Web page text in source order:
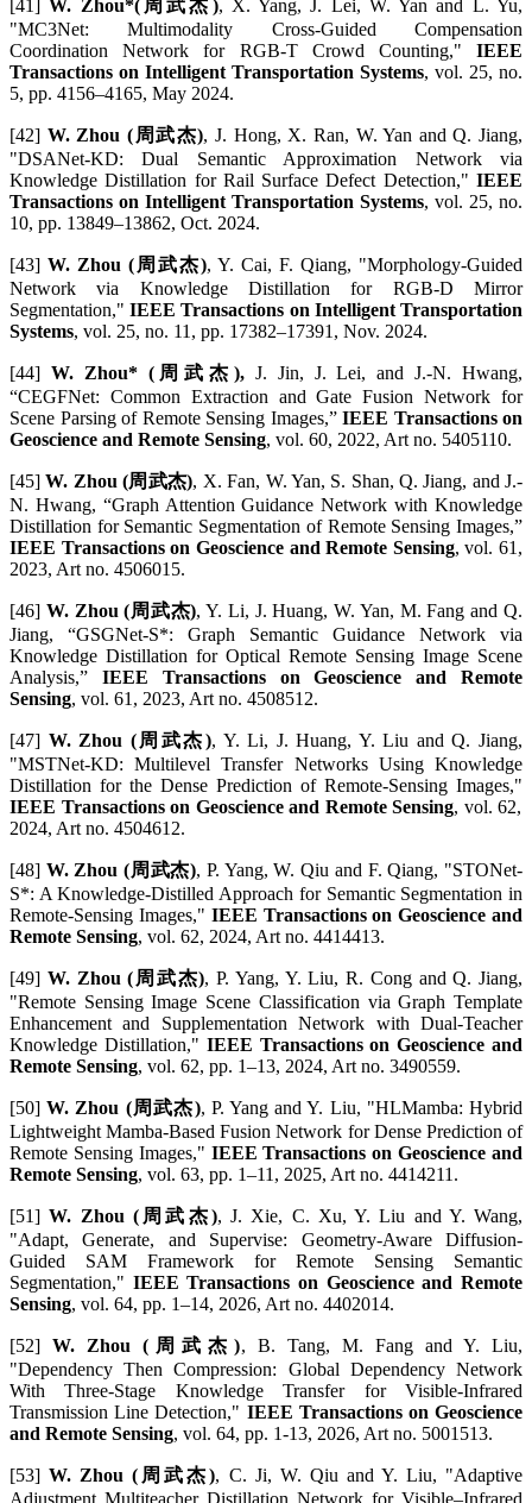
[41] W. Zhou*(周武杰), X. Yang, J. Lei, W. Yan and L. Yu,
"MC3Net: Multimodality Cross-Guided Compensation
Coordination Network for RGB-T Crowd Counting," IEEE
Transactions on Intelligent Transportation Systems, vol. 25, no.
5, pp. 4156–4165, May 2024.
[42] W. Zhou (周武杰), J. Hong, X. Ran, W. Yan and Q. Jiang,
"DSANet-KD: Dual Semantic Approximation Network via
Knowledge Distillation for Rail Surface Defect Detection," IEEE
Transactions on Intelligent Transportation Systems, vol. 25, no.
10, pp. 13849–13862, Oct. 2024.
[43] W. Zhou (周武杰), Y. Cai, F. Qiang, "Morphology-Guided
Network via Knowledge Distillation for RGB-D Mirror
Segmentation,"IEEE Transactions on Intelligent Transportation
Systems, vol. 25, no. 11, pp. 17382–17391, Nov. 2024.
[44] W. Zhou* (周武杰), J. Jin, J. Lei, and J.-N. Hwang,
“CEGFNet: Common Extraction and Gate Fusion Network for
Scene Parsing of Remote Sensing Images,”IEEE Transactions on
Geoscience and Remote Sensing, vol. 60, 2022, Art no. 5405110.
[45]W. Zhou (周武杰), X. Fan, W. Yan, S. Shan, Q. Jiang, and J.-
N. Hwang, “Graph Attention Guidance Network with Knowledge
Distillation for Semantic Segmentation of Remote Sensing Images,”
IEEE Transactions on Geoscience and Remote Sensing, vol. 61,
2023, Art no. 4506015.
[46] W. Zhou (周武杰), Y. Li, J. Huang, W. Yan, M. Fang and Q.
Jiang, “GSGNet-S*: Graph Semantic Guidance Network via
Knowledge Distillation for Optical Remote Sensing Image Scene
Analysis,” IEEE Transactions on Geoscience and Remote
Sensing, vol. 61, 2023, Art no. 4508512.
[47] W. Zhou (周武杰), Y. Li, J. Huang, Y. Liu and Q. Jiang,
"MSTNet-KD: Multilevel Transfer Networks Using Knowledge
Distillation for the Dense Prediction of Remote-Sensing Images,"
IEEE Transactions on Geoscience and Remote Sensing, vol. 62,
2024, Art no. 4504612.
[48] W. Zhou (周武杰), P. Yang, W. Qiu and F. Qiang, "STONet-
S*: A Knowledge-Distilled Approach for Semantic Segmentation in
Remote-Sensing Images," IEEE Transactions on Geoscience and
Remote Sensing, vol. 62, 2024, Art no. 4414413.
[49] W. Zhou (周武杰), P. Yang, Y. Liu, R. Cong and Q. Jiang,
"Remote Sensing Image Scene Classification via Graph Template
Enhancement and Supplementation Network with Dual-Teacher
Knowledge Distillation," IEEE Transactions on Geoscience and
Remote Sensing, vol. 62, pp. 1–13, 2024, Art no. 3490559.
[50]W. Zhou (周武杰), P. Yang and Y. Liu, "HLMamba: Hybrid
Lightweight Mamba-Based Fusion Network for Dense Prediction of
Remote Sensing Images," IEEE Transactions on Geoscience and
Remote Sensing, vol. 63, pp. 1–11, 2025, Art no. 4414211.
[51]W. Zhou (周武杰), J. Xie, C. Xu, Y. Liu and Y. Wang,
"Adapt, Generate, and Supervise: Geometry-Aware Diffusion-
Guided SAM Framework for Remote Sensing Semantic
Segmentation," IEEE Transactions on Geoscience and Remote
Sensing, vol. 64, pp. 1–14, 2026, Art no. 4402014.
[52] W. Zhou (周武杰), B. Tang, M. Fang and Y. Liu,
"Dependency Then Compression: Global Dependency Network
With Three-Stage Knowledge Transfer for Visible-Infrared
Transmission Line Detection," IEEE Transactions on Geoscience
and Remote Sensing, vol. 64, pp. 1-13, 2026, Art no. 5001513.
[53] W. Zhou (周武杰), C. Ji, W. Qiu and Y. Liu, "Adaptive
Adjustment Multiteacher Distillation Network for Visible–Infrared